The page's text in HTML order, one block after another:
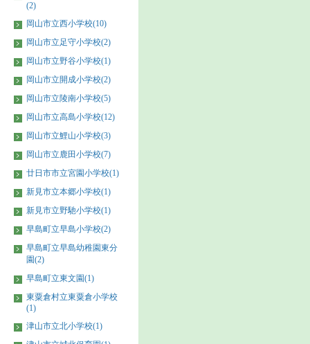
(2)
岡山市立西小学校(10)
岡山市立足守小学校(2)
岡山市立野谷小学校(1)
岡山市立開成小学校(2)
岡山市立陵南小学校(5)
岡山市立高島小学校(12)
岡山市立鯉山小学校(3)
岡山市立鹿田小学校(7)
廿日市市立宮園小学校(1)
新見市立本郷小学校(1)
新見市立野馳小学校(1)
早島町立早島小学校(2)
早島町立早島幼稚園東分
園(2)
早島町立東文園(1)
東粟倉村立東粟倉小学校
(1)
津山市立北小学校(1)